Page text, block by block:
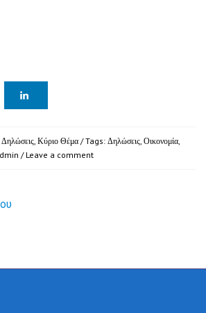
Δηλώσεις, Κύριο Θέμα / Tags: Δηλώσεις, Οικονομία,
/ Leave a comment